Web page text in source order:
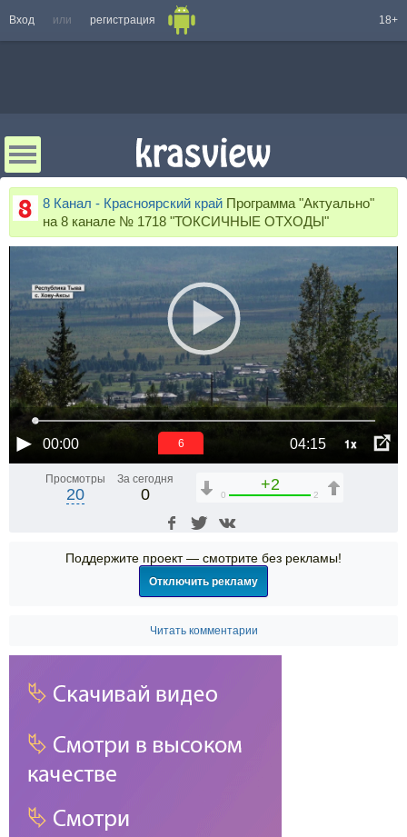
Вход или регистрация 18+
8 Канал - Красноярский край Программа "Актуально"
на 8 канале № 1718 "ТОКСИЧНЫЕ ОТХОДЫ"
00:00 04:15 1x
6
Просмотры
20
За сегодня
0
+2
0 2
Поддержите проект — смотрите без рекламы!
Отключить рекламу
Читать комментарии